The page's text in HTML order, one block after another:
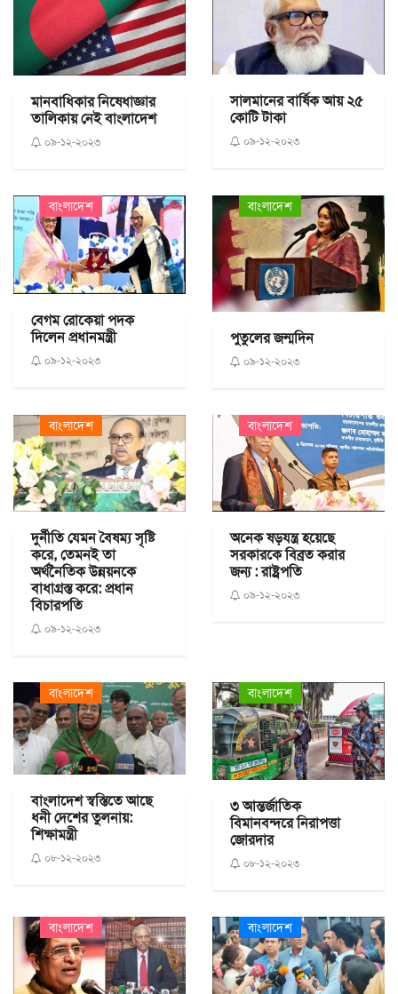
মানবাধিকার নিষেধাজ্ঞার
তালিকায় নেই বাংলাদেশ
০৯-১২-২০২৩
সালমানের বার্ষিক আয় ২৫
কোটি টাকা
০৯-১২-২০২৩
বাংলাদেশ
বেগম রোকেয়া পদক
দিলেন প্রধানমন্ত্রী
০৯-১২-২০২৩
বাংলাদেশ
পুতুলের জন্মদিন
০৯-১২-২০২৩
বাংলাদেশ
দুর্নীতি যেমন বৈষম্য সৃষ্টি
করে, তেমনই তা
অর্থনৈতিক উন্নয়নকে
বাধাগ্রস্ত করে: প্রধান
বিচারপতি
০৯-১২-২০২৩
বাংলাদেশ
অনেক ষড়যন্ত্র হয়েছে
সরকারকে বিব্রত করার
জন্য : রাষ্ট্রপতি
০৯-১২-২০২৩
বাংলাদেশ
বাংলাদেশ স্বস্তিতে আছে
ধনী দেশের তুলনায়:
শিক্ষামন্ত্রী
০৮-১২-২০২৩
বাংলাদেশ
৩ আন্তর্জাতিক
বিমানবন্দরে নিরাপত্তা
জোরদার
০৮-১২-২০২৩
বাংলাদেশ বাংলাদেশ